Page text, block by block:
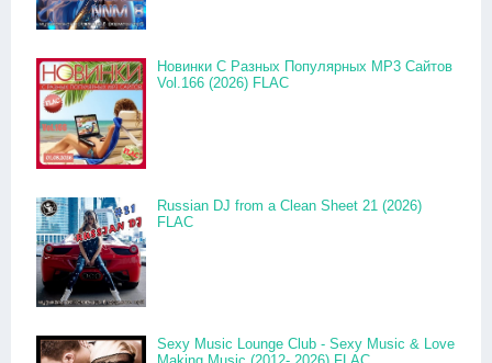
Новинки С Разных Популярных MP3 Сайтов
Vol.166 (2026) FLAC
Russian DJ from a Clean Sheet 21 (2026)
FLAC
Sexy Music Lounge Club - Sexy Music & Love